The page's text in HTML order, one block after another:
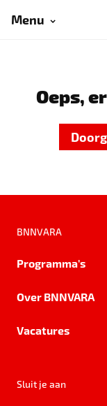
Menu
Oeps,
BNNVARA
Programma's
Over BNNVARA
Vacatures
Sluit je aan